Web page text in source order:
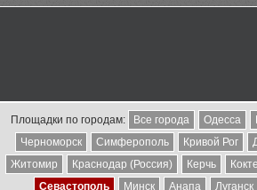
Площадки по городам: Все города Одесса
Черноморск
Симферополь Кривой Рог
Житомир
Краснодар (Россия) Керчь
Севастополь
Минск Анапа Луганск